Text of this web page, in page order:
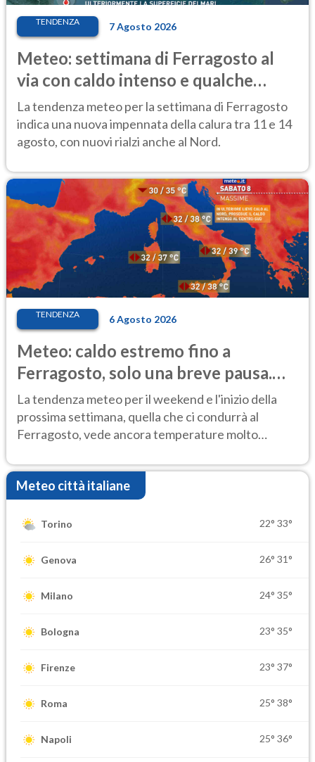
TENDENZA 7 Agosto 2026
Meteo: settimana di Ferragosto al
via con caldo intenso e qualche
temporale
La tendenza meteo per la settimana di Ferragosto
indica una nuova impennata della calura tra 11 e 14
agosto, con nuovi rialzi anche al Nord.
TENDENZA 6 Agosto 2026
Meteo: caldo estremo fino a
Ferragosto, solo una breve pausa.
Ecco dove
La tendenza meteo per il weekend e l'inizio della
prossima settimana, quella che ci condurrà al
Ferragosto, vede ancora temperature molto
Meteo città italiane
Torino 22° 33°
Genova 26° 31°
Milano 24° 35°
Bologna 23° 35°
Firenze 23° 37°
Roma 25° 38°
Napoli 25° 36°